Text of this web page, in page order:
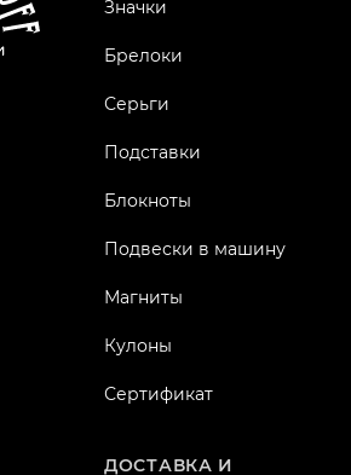
Значки
Брелоки
Серьги
Подставки
Блокноты
Подвески в машину
Магниты
Кулоны
Сертификат
ДОСТАВКА И